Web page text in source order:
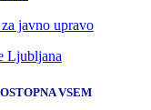
VSEM